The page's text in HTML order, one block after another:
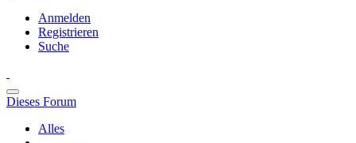
Anmelden
Registrieren
Suche
Dieses Forum
Alles